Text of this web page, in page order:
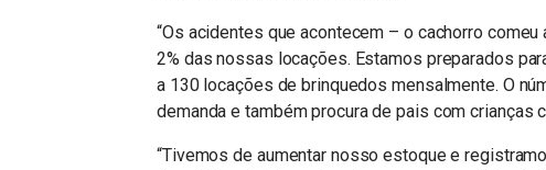
“Os acidentes que acontecem – o cachorro
2% das nossas locações. Estamos preparados
a 130 locações de brinquedos mensalmente. O
demanda e também procura de pais com
“Tivemos de aumentar nosso estoque e